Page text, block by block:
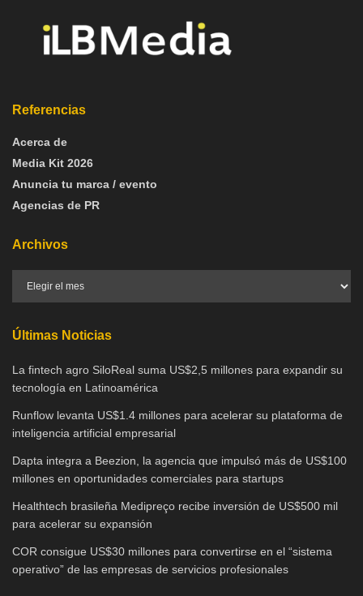
Referencias
Acerca de
Media Kit 2026
Anuncia tu marca / evento
Agencias de PR
Archivos
Últimas Noticias
La fintech agro SiloReal suma US$2,5 millones para expandir su
tecnología en Latinoamérica
Runflow levanta US$1.4 millones para acelerar su plataforma de
inteligencia artificial empresarial
Dapta integra a Beezion, la agencia que impulsó más de US$100
millones en oportunidades comerciales para startups
Healthtech brasileña Medipreço recibe inversión de US$500 mil
para acelerar su expansión
COR consigue US$30 millones para convertirse en el “sistema
operativo” de las empresas de servicios profesionales